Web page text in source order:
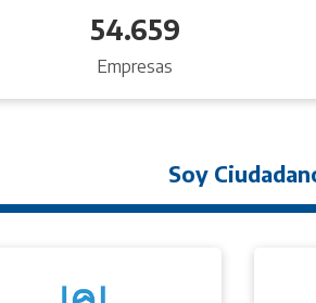
54.659
Empresas
Soy